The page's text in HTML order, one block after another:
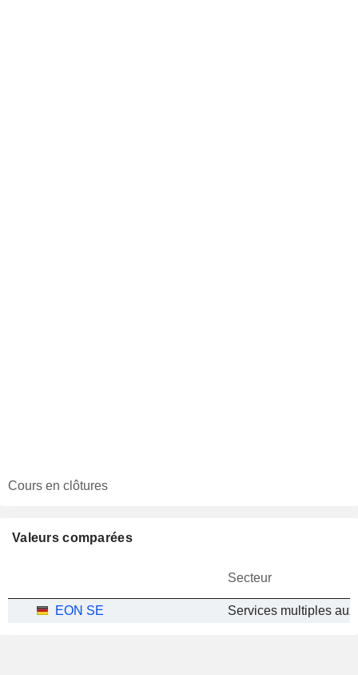
Cours en clôtures
Valeurs comparées
Secteur
EON SE